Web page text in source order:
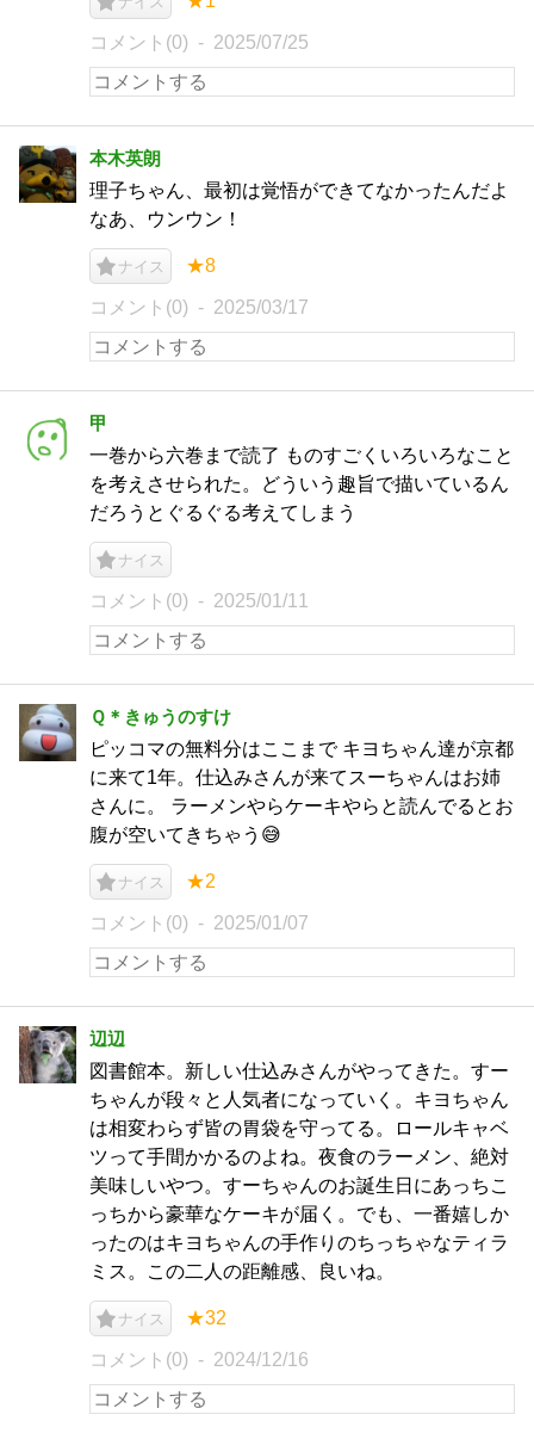
コメント(0) 2025/07/25
本木英朗
理子ちゃん、最初は覚悟ができてなかったんだよ
なあ、ウンウン！
ナイス ★8
コメント(0) 2025/03/17
甲
一巻から六巻まで読了 ものすごくいろいろなこと
を考えさせられた。どういう趣旨で描いているん
だろうとぐるぐる考えてしまう
ナイス
コメント(0) 2025/01/11
Ｑ＊きゅうのすけ
ピッコマの無料分はここまで キヨちゃん達が京都
に来て1年。仕込みさんが来てスーちゃんはお姉
さんに。 ラーメンやらケーキやらと読んでるとお
腹が空いてきちゃう😅
ナイス ★2
コメント(0) 2025/01/07
辺辺
図書館本。新しい仕込みさんがやってきた。すー
ちゃんが段々と人気者になっていく。キヨちゃん
は相変わらず皆の胃袋を守ってる。ロールキャベ
ツって手間かかるのよね。夜食のラーメン、絶対
美味しいやつ。すーちゃんのお誕生日にあっちこ
っちから豪華なケーキが届く。でも、一番嬉しか
ったのはキヨちゃんの手作りのちっちゃなティラ
ミス。この二人の距離感、良いね。
ナイス ★32
コメント(0) 2024/12/16